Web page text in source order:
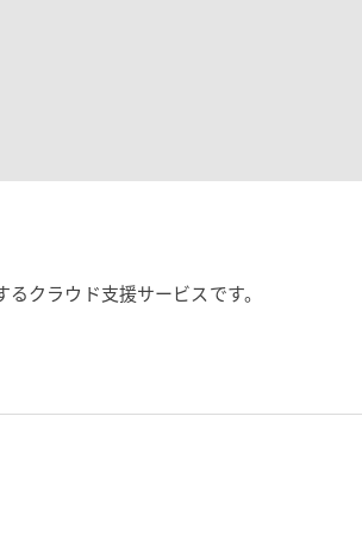
クラウド支援サービスです。